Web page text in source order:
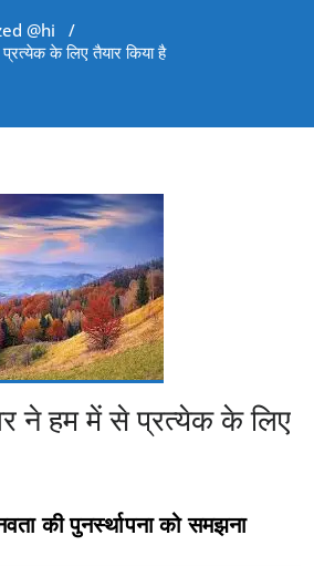
@hi /
के लिए तैयार किया है
ने हम में से प्रत्येक के लिए
की पुनर्स्थापना को समझना